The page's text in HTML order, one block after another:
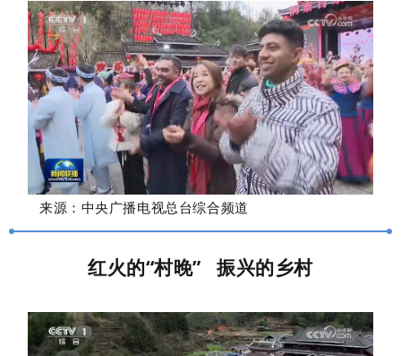
来源：中央广播电视总台综合频道
红火的“村晚” 振兴的乡村